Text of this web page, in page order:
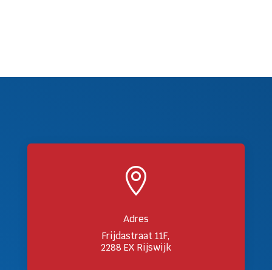

Adres
Frijdastraat 11F,
2288 EX Rijswijk